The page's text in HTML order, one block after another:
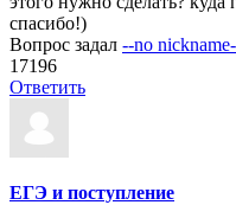
спасибо!)
Вопрос задал --no
1 7196
Ответить
ЕГЭ и поступление